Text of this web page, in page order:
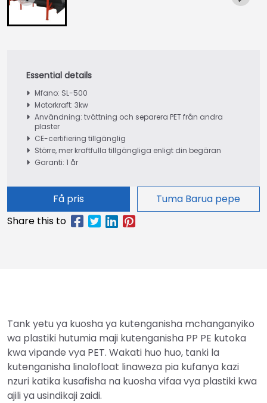
Mfano: SL-500
Motorkraft: 3kw
Användning: tvättning och separera PET från andra
plaster
CE-certifiering tillgänglig
Större, mer kraftfulla tillgängliga enligt din begäran
Garanti: 1 år
Få pris Tuma Barua pepe
Tank yetu ya kuosha ya kutenganisha mchanganyiko
wa plastiki hutumia maji kutenganisha PP PE kutoka
kwa vipande vya PET. Wakati huo huo, tanki la
kutenganisha linalofloat linaweza pia kufanya kazi
nzuri katika kusafisha na kuosha vifaa vya plastiki kwa
ajili ya usindikaji zaidi.